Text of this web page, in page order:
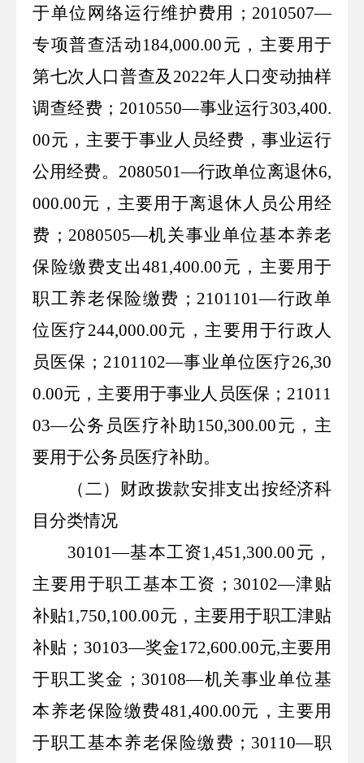
于单位网络运行维护费用； 2010507—
专项普查活动184,000.00元，主要用于
第七次人口普查及 2022年人口变动抽样
调查经费； 2010550—事业运行303,400.
00元，主要于事业人员经费，事业运行
公用经费。 2080501—行政单位离退休6,
000.00元，主要用于离退休人员公用经
费； 2080505—机关事业单位基本养老
保险缴费支出481,400.00元，主要用于
职工养老保险缴费； 2101101—行政单
位医疗244,000.00元，主要用于行政人
员医保； 2101102—事业单位医疗26,30
0.00元，主要用于事业人员医保； 21011
03—公务员医疗补助150,300.00元，主
要用于公务员医疗补助。
（二）财政拨款安排支出按经济科
目分类情况
30101—基本工资1,451,300.00元，
主要用于职工基本工资； 30102—津贴
补贴1,750,100.00元，主要用于职工津贴
补贴； 30103—奖金172,600.00元,主要用
于职工奖金； 30108—机关事业单位基
本养老保险缴费481,400.00元，主要用
于职工基本养老保险缴费； 30110—职